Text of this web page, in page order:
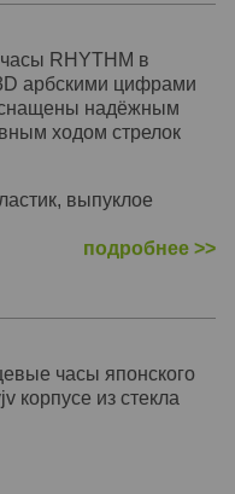
RHYTHM в
арбскими цифрами
надёжным
ходом стрелок
выпуклое
подробнее >>
часы японского
корпусе из стекла